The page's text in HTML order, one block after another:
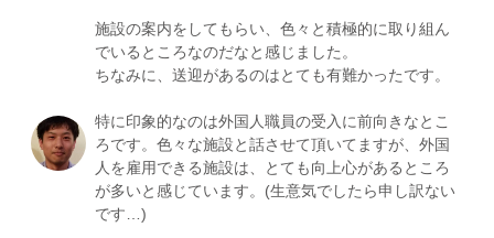
施設の案内をしてもらい、色々と積極的に取り組ん
でいるところなのだなと感じました。
ちなみに、送迎があるのはとても有難かったです。
特に印象的なのは外国人職員の受入に前向きなとこ
ろです。色々な施設と話させて頂いてますが、外国
人を雇用できる施設は、とても向上心があるところ
が多いと感じています。(生意気でしたら申し訳ない
です…)